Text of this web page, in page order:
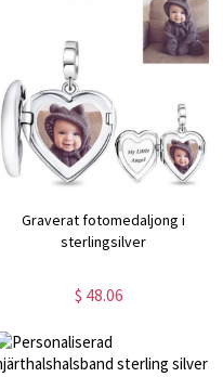
Graverat fotomedaljong i
sterlingsilver
$ 48.06